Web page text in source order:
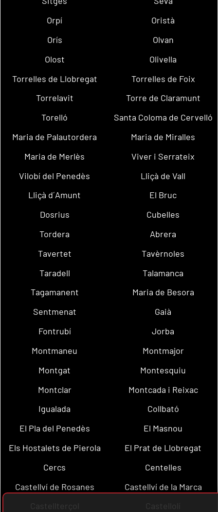
Orpí
Oristà
Orís
Olvan
Olost
Olivella
Torrelles de Llobregat
Torrelles de Foix
Torrelavit
Torre de Claramunt
Torelló
Santa Coloma de Cervelló
Maria de Palautordera
Maria de Miralles
Maria de Merlès
Viver i Serrateix
Vilobí del Penedès
Lliçà de Vall
Lliçà d´Amunt
El Bruc
Dosrius
Cubelles
Tordera
Abrera
Tavertet
Tavèrnoles
Taradell
Talamanca
Tagamanent
Maria de Besora
Sentmenat
Gaià
Fontrubí
Jorba
Montmaneu
Montmajor
Montgat
Montesquiu
Montclar
Montcada i Reixac
Igualada
Collbató
El Pla del Penedès
El Masnou
Els Hostalets de Pierola
El Prat de Llobregat
Cercs
Centelles
Castellví de Rosanes
Castellví de la Marca
Castellterçol
Castellolí